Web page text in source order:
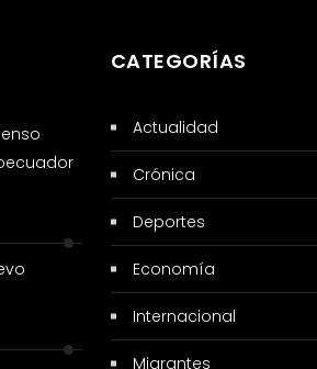
CATEGORÍAS
Actualidad
Crónica
Deportes
Economía
Internacional
Migrantes